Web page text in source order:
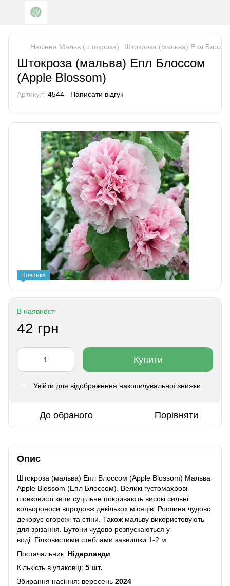
Насіння Мальв (штокроза) Штокроза (мальва) Епл
Штокроза (мальва) Епл Блоссом
(Apple Blossom)
Артикул: 4544 Написати відгук
Новинка
В наявності
42 грн
Купити
Увійти для відображення накопичувальної знижки
До обраного Порівняти
Опис
Штокроза (мальва) Епл Блоссом (Apple Blossom) Мальва
Apple Blossom (Епл Блоссом). Великі густомахрові
шовковисті квіти суцільне покривають високі сильні
кольороноси впродовж декількох місяців. Рослина чудово
декорує огорожі та стіни. Також мальву використовують
для зрізання. Бутони чудово розпускаються у
воді. Гілковистими стеблами заввишки 1-2 м.
Постачальник: Нідерланди
Кількість в упаковці: 5 шт.
Збирання насіння: вересень 2024